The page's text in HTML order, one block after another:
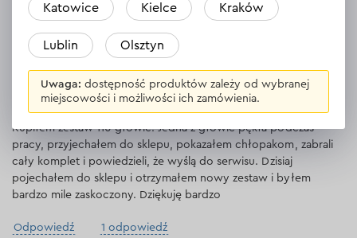
Odpowiedź 1 odpowiedź
Valeriy
Kupiłem zestaw 110 głowic. Jedna z głowic pękła podczas
pracy, przyjechałem do sklepu, pokazałem chłopakom, zabrali
cały komplet i powiedzieli, że wyślą do serwisu. Dzisiaj
pojechałem do sklepu i otrzymałem nowy zestaw i byłem
bardzo mile zaskoczony. Dziękuję bardzo
Odpowiedź 1 odpowiedź
Katowice Kielce Kraków
Lublin Olsztyn
Uwaga: dostępność produktów zależy od wybranej
miejscowości i możliwości ich zamówienia.